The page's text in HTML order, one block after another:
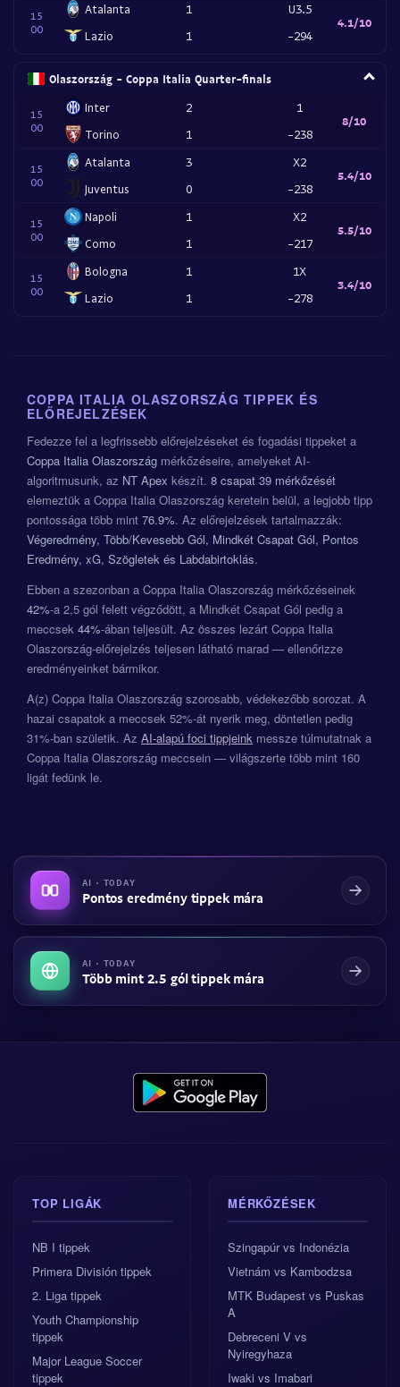
15
00
Atalanta
Lazio
1
1
U3.5
-294
4.1/10
Olaszország - Coppa Italia Quarter-finals
15
00
Inter
Torino
2
1
1
-238
8/10
15
00
Atalanta
Juventus
3
0
X2
-238
5.4/10
15
00
Napoli
Como
1
1
X2
-217
5.5/10
15
00
Bologna
Lazio
1
1
1X
-278
3.4/10
COPPA ITALIA OLASZORSZÁG TIPPEK ÉS
ELŐREJELZÉSEK
Fedezze fel a legfrissebb előrejelzéseket és fogadási tippeket a
Coppa Italia Olaszország mérkőzéseire, amelyeket AI-
algoritmusunk, az NT Apex készít. 8 csapat 39 mérkőzését
elemeztük a Coppa Italia Olaszország keretein belül, a legjobb tipp
pontossága több mint 76.9%. Az előrejelzések tartalmazzák:
Végeredmény, Több/Kevesebb Gól, Mindkét Csapat Gól, Pontos
Eredmény, xG, Szögletek és Labdabirtoklás.
Ebben a szezonban a Coppa Italia Olaszország mérkőzéseinek
42%-a 2,5 gól felett végződött, a Mindkét Csapat Gól pedig a
meccsek 44%-ában teljesült. Az összes lezárt Coppa Italia
Olaszország-előrejelzés teljesen látható marad — ellenőrizze
eredményeinket bármikor.
A(z) Coppa Italia Olaszország szorosabb, védekezőbb sorozat. A
hazai csapatok a meccsek 52%-át nyerik meg, döntetlen pedig
31%-ban születik. Az AI-alapú foci tippjeink messze túlmutatnak a
Coppa Italia Olaszország meccsein — világszerte több mint 160
ligát fedünk le.
AI · TODAY
Pontos eredmény tippek mára
AI · TODAY
Több mint 2.5 gól tippek mára
TOP LIGÁK
NB I tippek
Primera División tippek
2. Liga tippek
Youth Championship
tippek
Major League Soccer
tippek
MÉRKŐZÉSEK
Szingapúr vs Indonézia
Vietnám vs Kambodzsa
MTK Budapest vs Puskas
A
Debreceni V vs
Nyiregyhaza
Iwaki vs Imabari